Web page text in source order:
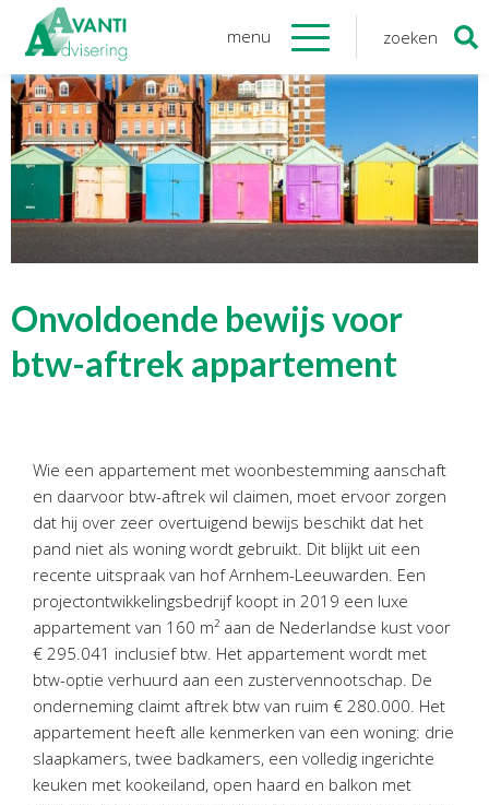
menu zoeken
Organisatie
Onze medewerkers
NOAB gecertificeerd
Algemene verordening
gegevensbescherming
Sponsoring
Onzediensten
Tijdelijk financieel personeel
Personeel & Organisatie
Bedrijfseconomisch advies
Belastingadvies Purmerend
Online boekhouden
Nieuws& informatie
Nieuwsbrief
Nieuwsoverzicht
Handige links
Zoeken
naar:
Onvoldoende bewijs voor
btw-aftrek appartement
Wie een appartement met woonbestemming aanschaft
en daarvoor btw-aftrek wil claimen, moet ervoor zorgen
dat hij over zeer overtuigend bewijs beschikt dat het
pand niet als woning wordt gebruikt. Dit blijkt uit een
recente uitspraak van hof Arnhem-Leeuwarden. Een
projectontwikkelingsbedrijf koopt in 2019 een luxe
appartement van 160 m² aan de Nederlandse kust voor
€ 295.041 inclusief btw. Het appartement wordt met
btw-optie verhuurd aan een zustervennootschap. De
onderneming claimt aftrek btw van ruim € 280.000. Het
appartement heeft alle kenmerken van een woning: drie
slaapkamers, twee badkamers, een volledig ingerichte
keuken met kookeiland, open haard en balkon met